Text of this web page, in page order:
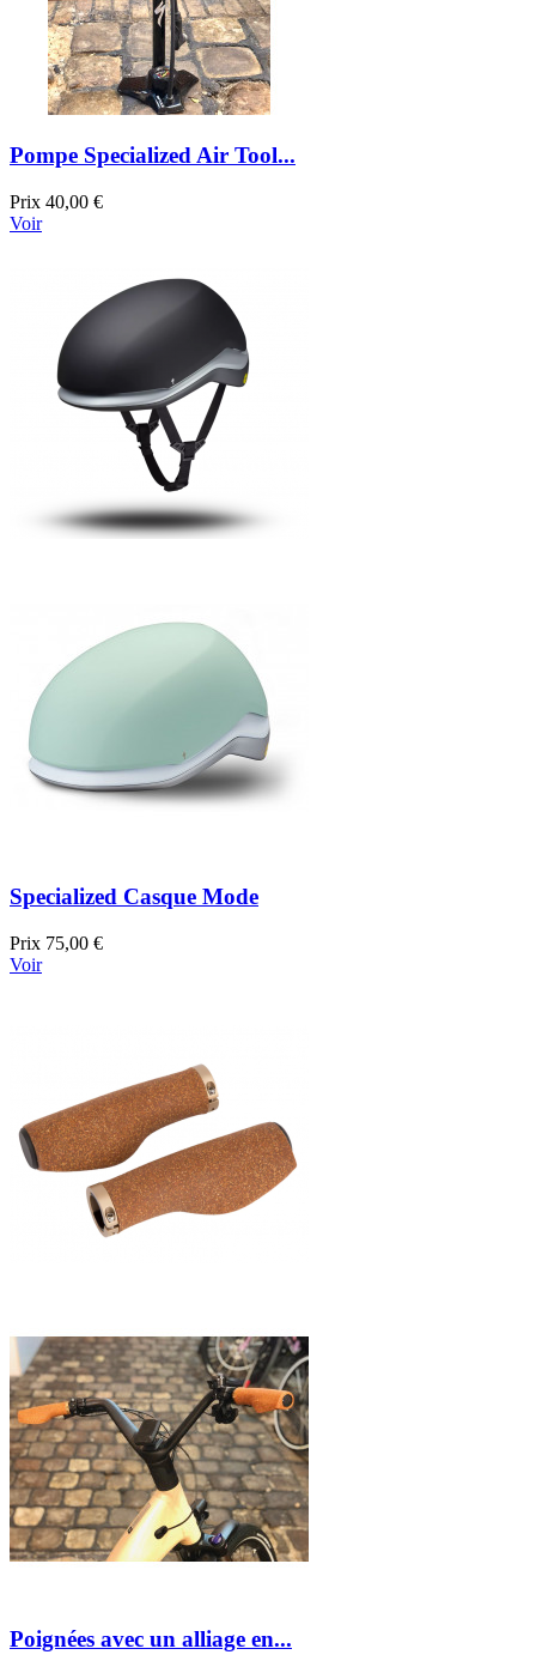
Pompe Specialized Air Tool...
Prix 40,00 €
Voir
Specialized Casque Mode
Prix 75,00 €
Voir
Poignées avec un alliage en...